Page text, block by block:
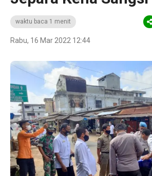
waktu baca 1 menit
Rabu, 16 Mar 2022 12:44